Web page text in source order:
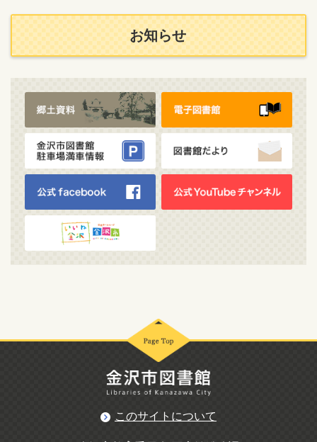
お知らせ
このサイトについて